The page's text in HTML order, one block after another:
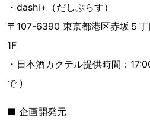
・dashi+（だしぷらす）
〒107-6390 東京都港区赤坂５
1F
・日本酒カクテル提供時間：
で )
■ 企画開発元